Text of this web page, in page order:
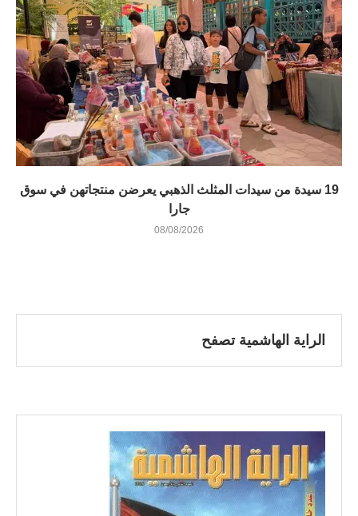
19 سيدة من سيدات المثلث الذهبي يعرضن منتجاتهن في سوق
جارا
08/08/2026
الراية الهاشمية تصفح